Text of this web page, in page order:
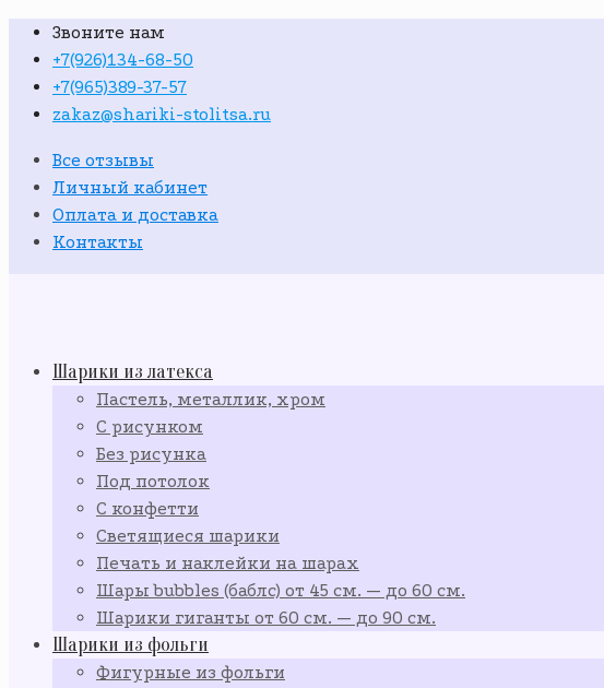
Звоните нам
+7(926)134-68-50
+7(965)389-37-57
zakaz@shariki-stolitsa.ru
Все отзывы
Личный кабинет
Оплата и доставка
Контакты
Шарики из латекса
Пастель, металлик, хром
С рисунком
Без рисунка
Под потолок
С конфетти
Светящиеся шарики
Печать и наклейки на шарах
Шары bubbles (баблс) от 45 см. — до 60 см.
Шарики гиганты от 60 см. — до 90 см.
Шарики из фольги
Фигурные из фольги